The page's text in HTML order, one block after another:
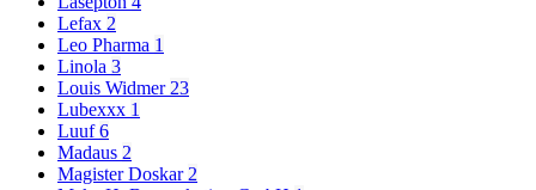
Lefax 2
Leo Pharma 1
Linola 3
Louis Widmer 23
Lubexxx 1
Luuf6
Madaus 2
Magister Doskar 2